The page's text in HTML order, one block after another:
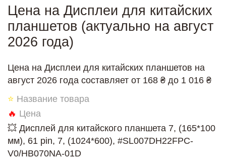
Цена на Дисплеи для китайских
планшетов (актуально на август
2026 года)
Цена на Дисплеи для китайских планшетов на
август 2026 года составляет от 168 ₴ до 1 016 ₴
⭐ Название товара
🔥 Цена
💥 Дисплей для китайского планшета 7, (165*100
мм), 61 pin, 7, (1024*600), #SL007DH22FPC-
V0/HB070NA-01D